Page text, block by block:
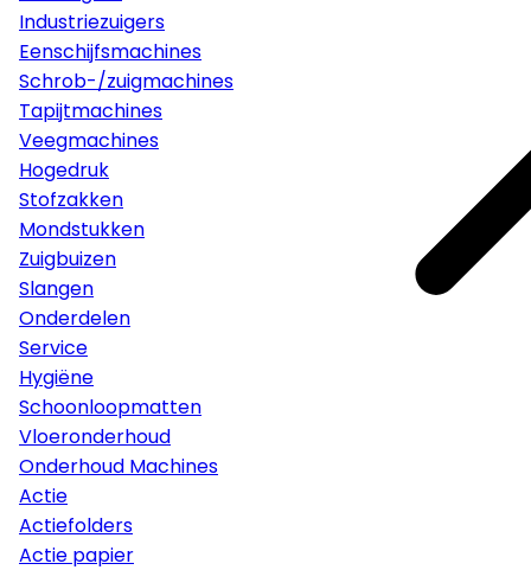
Industriezuigers
Eenschijfsmachines
Schrob-/zuigmachines
Tapijtmachines
Veegmachines
Hogedruk
Stofzakken
Mondstukken
Zuigbuizen
Slangen
Onderdelen
Service
Hygiëne
Schoonloopmatten
Vloeronderhoud
Onderhoud Machines
Actie
Actiefolders
Actie papier